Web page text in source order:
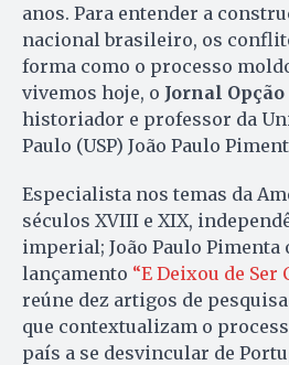
anos. Para entender a
nacional brasileiro, os
forma como o processo
vivemos hoje, o Jornal Opção
historiador e professor da
Paulo (USP) João Paulo
Especialista nos temas da
séculos XVIII e XIX,
imperial; João Paulo
lançamento “E Deixou de Ser
reúne dez artigos de
que contextualizam o
país a se desvincular de